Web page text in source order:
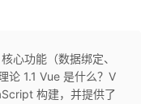
心功能（数据绑定、
论 1.1 Vue 是什么？V
构建，并提供了